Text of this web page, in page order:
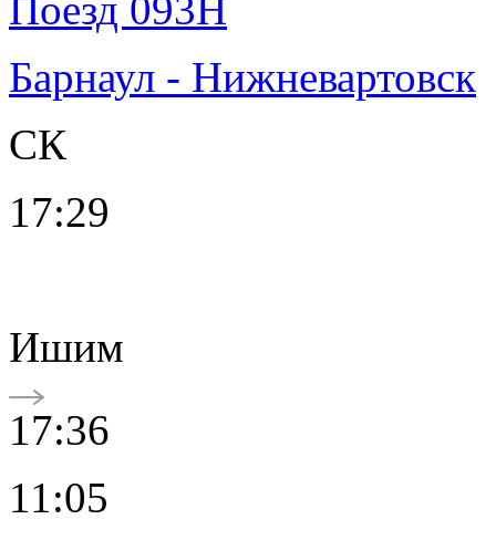
Барнаул - Нижневартовск
СК
17:29
Ишим
17:36
11:05